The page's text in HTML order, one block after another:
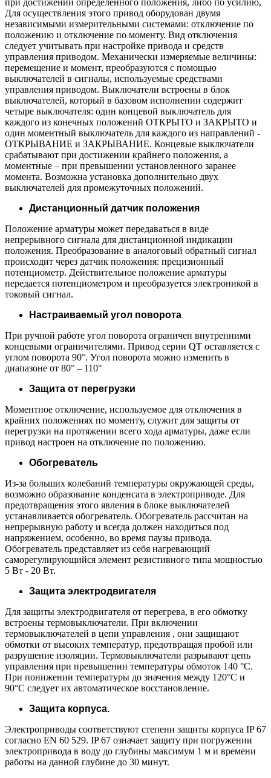
при достижении определенного положения, либо по усилию,
Для осуществления этого привод оборудован двумя
независимыми измерительными системами: отключение по
положению и отключение по моменту. Вид отключения
следует учитывать при настройке привода и средств
управления приводом. Механически измеряемые величины:
перемещение и момент, преобразуются с помощью
выключателей в сигналы, используемые средствами
управления приводом. Выключатели встроены в блок
выключателей, который в базовом исполнении содержит
четыре выключателя: один концевой выключатель для
каждого из конечных положений ОТКРЫТО и ЗАКРЫТО и
один моментный выключатель для каждого из направлений -
ОТКРЫВАНИЕ и ЗАКРЫВАНИЕ. Концевые выключатели
срабатывают при достижении крайнего положения, а
моментные – при превышении установленного заранее
момента. Возможна установка дополнительно двух
выключателей для промежуточных положений.
Дистанционный датчик положения
Положение арматуры может передаваться в виде
непрерывного сигнала для дистанционной индикации
положения. Преобразование в аналоговый обратный сигнал
происходит через датчик положения: прецизионный
потенциометр. Действительное положение арматуры
передается потенциометром и преобразуется электроникой в
токовый сигнал.
Настраиваемый угол поворота
При ручной работе угол поворота ограничен внутренними
концевыми ограничителями. Привод серии QT оставляется с
углом поворота 90°. Угол поворота можно изменить в
диапазоне от 80° – 110°
Защита от перегрузки
Моментное отключение, используемое для отключения в
крайних положениях по моменту, служит для защиты от
перегрузки на протяжении всего хода арматуры, даже если
привод настроен на отключение по положению.
Обогреватель
Из-за больших колебаний температуры окружающей среды,
возможно образование конденсата в электроприводе. Для
предотвращения этого явления в блоке выключателей
устанавливается обогреватель. Обогреватель рассчитан на
непрерывную работу и всегда должен находиться под
напряжением, особенно, во время паузы привода.
Обогреватель представляет из себя нагревающий
саморегулирующийся элемент резистивного типа мощностью
5 Вт - 20 Вт.
Защита электродвигателя
Для защиты электродвигателя от перегрева, в его обмотку
встроены термовыключатели. При включении
термовыключателей в цепи управления , они защищают
обмотки от высоких температур, предотвращая пробой или
разрушение изоляции. Термовыключатели разрывают цепь
управления при превышении температуры обмоток 140 °С.
При понижении температуры до значения между 120°С и
90°С следует их автоматическое восстановление.
Защита корпуса.
Электроприводы соответствуют степени защиты корпуса IP 67
согласно EN 60 529. IP 67 означает защиту при погружении
электропривода в воду до глубины максимум 1 м и времени
работы на данной глубине до 30 минут.